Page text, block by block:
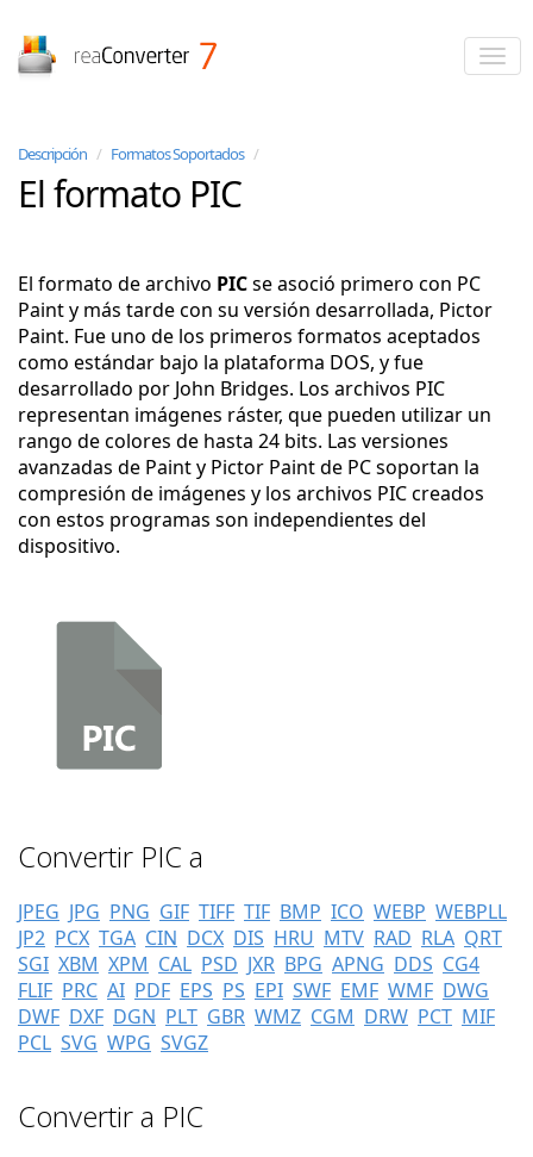
Descripción / Formatos Soportados /
El formato PIC
El formato de archivo PICse asoció primero con PC
Paint y más tarde con su versión desarrollada, Pictor
Paint. Fue uno de los primeros formatos aceptados
como estándar bajo la plataforma DOS, y fue
desarrollado por John Bridges. Los archivos PIC
representan imágenes ráster, que pueden utilizar un
rango de colores de hasta 24 bits. Las versiones
avanzadas de Paint y Pictor Paint de PC soportan la
compresión de imágenes y los archivos PIC creados
con estos programas son independientes del
dispositivo.
Convertir PIC a
JPEG JPG PNG GIF TIFF TIF BMP ICO WEBP WEBPLL
JP2 PCX TGA CIN DCX DIS HRU MTV RAD RLA QRT
SGI XBM XPM CAL PSD JXR BPG APNG DDS CG4
FLIF PRC AI PDF EPS PS EPI SWF EMF WMF DWG
DWF DXF DGN PLT GBR WMZ CGM DRW PCT MIF
PCL SVG WPG SVGZ
Convertir a PIC